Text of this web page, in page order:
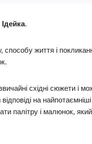
.
способу життя і
східні сюжети і
на
палітру і малюнок,